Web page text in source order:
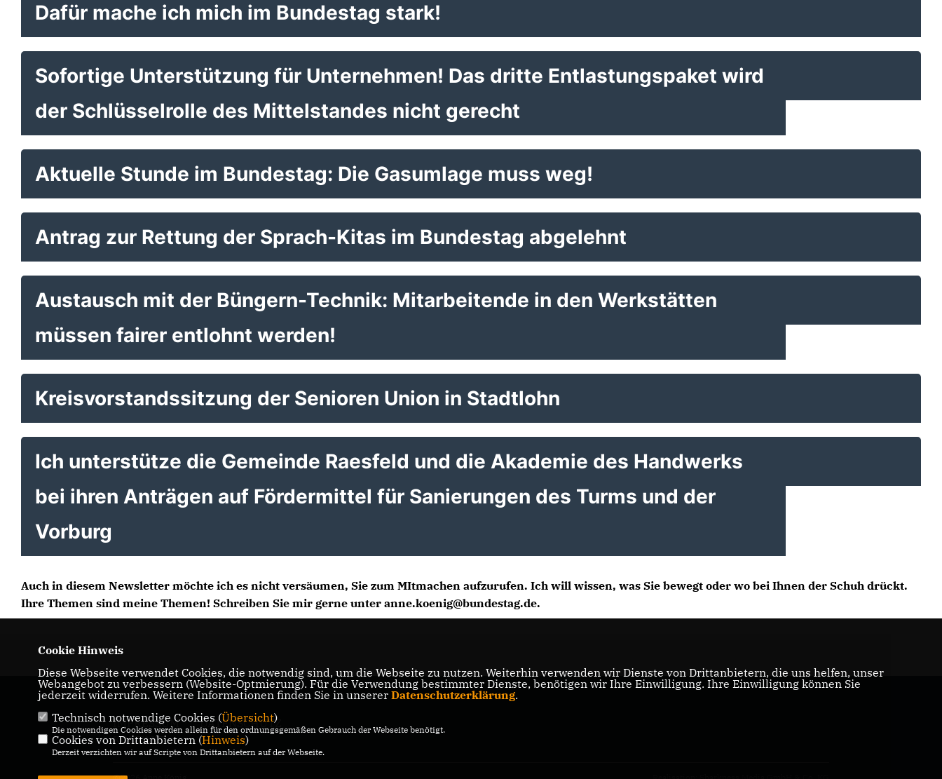
Dafür mache ich mich im Bundestag stark!
Sofortige Unterstützung für Unternehmen! Das dritte Entlastungspaket wird
der Schlüsselrolle des Mittelstandes nicht gerecht
Aktuelle Stunde im Bundestag: Die Gasumlage muss weg!
Antrag zur Rettung der Sprach-Kitas im Bundestag abgelehnt
Austausch mit der Büngern-Technik: Mitarbeitende in den Werkstätten
müssen fairer entlohnt werden!
Kreisvorstandssitzung der Senioren Union in Stadtlohn
Ich unterstütze die Gemeinde Raesfeld und die Akademie des Handwerks
bei ihren Anträgen auf Fördermittel für Sanierungen des Turms und der
Vorburg
Auch in diesem Newsletter möchte ich es nicht versäumen, Sie zum MItmachen aufzurufen. Ich will wissen, was Sie bewegt oder wo bei Ihnen der Schuh drückt.
Ihre Themen sind meine Themen! Schreiben Sie mir gerne unter anne.koenig@bundestag.de.
IMPRESSUM
DATENSCHUTZ
KONTAKT
Cookie Hinweis
Diese Webseite verwendet Cookies, die notwendig sind, um die Webseite zu nutzen. Weiterhin verwenden wir Dienste von Drittanbietern, die uns helfen, unser
Webangebot zu verbessern (Website-Optmierung). Für die Verwendung bestimmter Dienste, benötigen wir Ihre Einwilligung. Ihre Einwilligung können Sie
jederzeit widerrufen. Weitere Informationen finden Sie in unserer Datenschutzerklärung.
Technisch notwendige Cookies (Übersicht)
Die notwendigen Cookies werden allein für den ordnungsgemäßen Gebrauch der Webseite benötigt.
Cookies von Drittanbietern (Hinweis)
Derzeit verzichten wir auf Scripte von Drittanbietern auf der Webseite.